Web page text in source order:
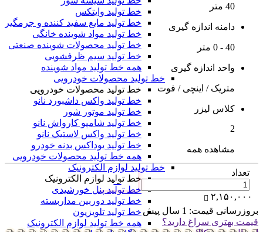
خط تولید وایتکس
خط تولید مایع سفید کننده و جرمگیر
خط تولید مواد شوینده خانگی
خط تولید محصولات شوینده صنعتی
خط تولید سیم ظرفشویی
همه خط تولید مواد شوینده
خط تولید محصولات خودرویی
خط تولید محصولات خودرویی
خط تولید واکس داشبورد نانو
خط تولید موتور شور
خط تولید شامپو کارواش نانو
خط تولید واکس لاستیک نانو
خط تولید یوداکس بدنه خودرو
همه خط تولید محصولات خودرویی
خط تولید لوازم الکترونیک
خط تولید لوازم الکترونیک
خط تولید پنل خورشیدی
خط تولید دوربین مداربسته
خط تولید تلویزیون
همه خط تولید لوازم الکترونیک
40 متر
دامنه اندازه گیری
40 - 0 متر
واحد اندازه گیری
متریک / اینچی / فوت
کلاس لیزر
2
مشاهده همه
تعداد
۲,۱۵۰,۰۰۰
بروزرسانی قیمت: 1 سال پیش
قیمت بهتری سراغ دارید؟